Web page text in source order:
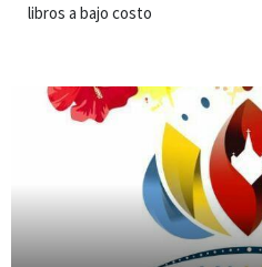
libros a bajo costo